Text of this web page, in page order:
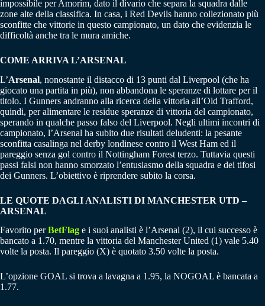
impossibile per Amorim, dato il divario che separa la squadra dalle
zone alte della classifica. In casa, i Red Devils hanno collezionato più
sconfitte che vittorie in questo campionato, un dato che evidenzia le
difficoltà anche tra le mura amiche.
COME ARRIVA L’ARSENAL
L’Arsenal, nonostante il distacco di 13 punti dal Liverpool (che ha
giocato una partita in più), non abbandona le speranze di lottare per il
titolo. I Gunners andranno alla ricerca della vittoria all’Old Trafford,
quindi, per alimentare le residue speranze di vittoria del campionato,
sperando in qualche passo falso del Liverpool. Negli ultimi incontri di
campionato, l’Arsenal ha subito due risultati deludenti: la pesante
sconfitta casalinga nel derby londinese contro il West Ham ed il
pareggio senza gol contro il Nottingham Forest terzo. Tuttavia questi
passi falsi non hanno smorzato l’entusiasmo della squadra e dei tifosi
dei Gunners. L’obiettivo è riprendere subito la corsa.
LE QUOTE DAGLI ANALISTI DI MANCHESTER UTD –
ARSENAL
Favorito perBetFlag e i suoi analisti è l’Arsenal (2), il cui successo è
bancato a 1.70, mentre la vittoria del Manchester United (1) vale 5.40
volte la posta. Il pareggio (X) è quotato 3.50 volte la posta.
L’opzione GOAL si trova a lavagna a 1.95, la NOGOAL è bancata a
1.77.